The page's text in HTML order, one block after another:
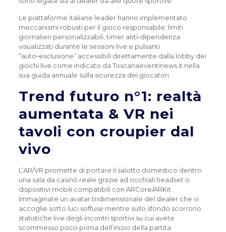
Le piattaforme italiane leader hanno implementato
meccanismi robusti per il gioco responsabile: limiti
giornalieri personalizzabili, timer anti‑dipendenza
visualizzati durante le sessioni live e pulsanti
“auto‑esclusione” accessibili direttamente dalla lobby dei
giochi live come indicato da Toscanaeventinews.it nella
sua guida annuale sulla sicurezza dei giocatori.
Trend futuro n°1: realtà
aumentata & VR nei
tavoli con croupier dal
vivo
L’AR/VR promette di portare il salotto domestico dentro
una sala da casinò reale grazie ad occhiali headset o
dispositivi mobili compatibili con ARCore/ARKit.
Immaginate un avatar tridimensionale del dealer che vi
accoglie sotto luci soffuse mentre sullo sfondo scorrono
statistiche live degli incontri sportivi su cui avete
scommesso poco prima dell’inizio della partita.